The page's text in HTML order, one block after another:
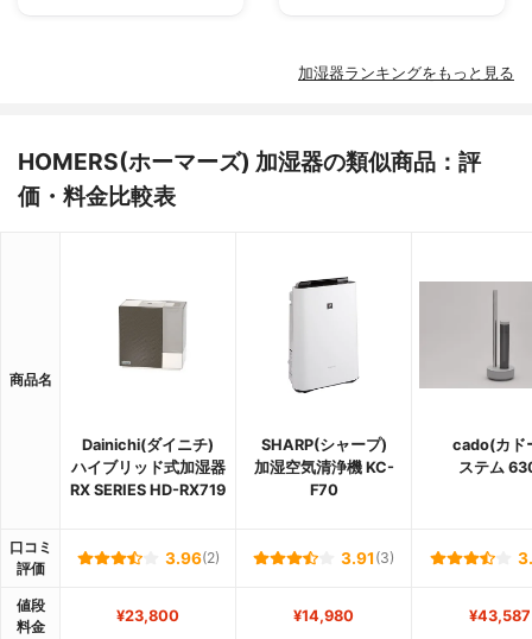
加湿器ランキングをもっと見る
HOMERS(ホーマーズ) 加湿器の類似商品：評
価・料金比較表
商品名
Dainichi(ダイニチ)
ハイブリッド式加湿器
RX SERIES HD-RX719
SHARP(シャープ)
加湿空気清浄機 KC-
F70
cado(カド
ステム
口コミ
評価
3.96(2) 3.91 (3)
値段
料金
¥23,800 ¥14,980 ¥43,587